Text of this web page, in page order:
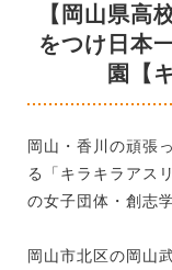
【岡山県高
をつけ日本
園【
岡山・香川の頑張
る「キラキラアス
の女子団体・創志
岡山市北区の岡山